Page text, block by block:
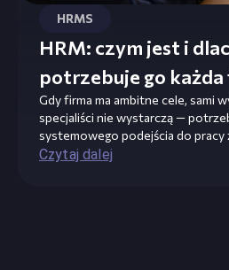
HRMS
HRM: czym jest i
potrzebuje go
Gdy firma ma ambitne cele, sami
specjaliści nie wystarczą —
systemowego podejścia do pracy
Czytaj dalej